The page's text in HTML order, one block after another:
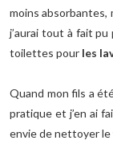
moins absorbantes,
j’aurai tout à fait
toilettes pour les
Quand mon fils a
pratique et j’en ai
envie de nettoyer le